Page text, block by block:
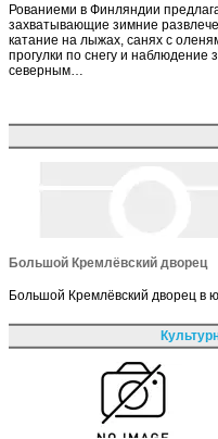
Рованиеми в Финляндии
захватывающие зимние
катание на лыжах, санях с
прогулки по снегу и наблюдение
северным…
Большой Кремлёвский дворец
Большой Кремлёвский дворец в